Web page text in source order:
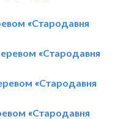
«Стародавня
«Стародавня
«Стародавня
«Стародавня